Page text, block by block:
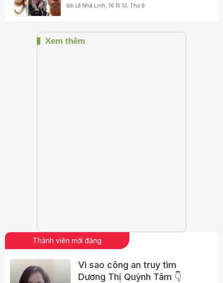
bởi Lê Nhã Linh ,16:15:13, Thứ 6
Thành viên mới đăng
Vì sao công an truy tìm
Dương Thị Quỳnh Tâm 👇